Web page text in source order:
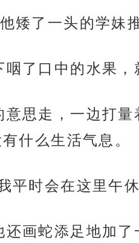
矮了一头的学妹
了口中的水果
思走，一边打
什么生活气息。
平时会在这里午
画蛇添足地加